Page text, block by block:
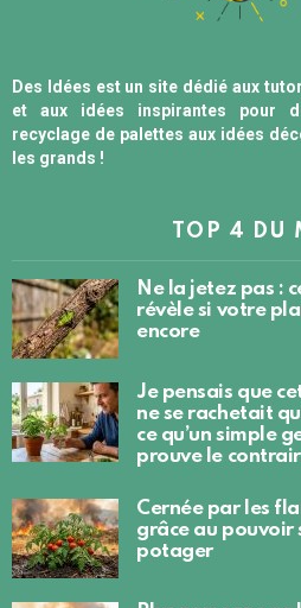
Des Idées est un site dédié aux
et aux idées inspirantes pour
recyclage de palettes aux idées
les grands !
TOP 4 DU
Ne la jetez pas :
révèle si votre
encore
Je pensais que
ne se rachetait
ce qu’un simple
prouve le
Cernée par les
grâce au pouvoir
potager